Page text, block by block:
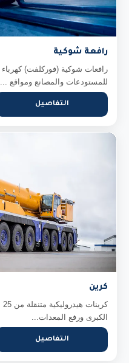
رافعة شوكية
للمستودعات والمصانع ومواقع ...
التفاصيل
كرين
الكبرى ورفع المعدات...
التفاصيل